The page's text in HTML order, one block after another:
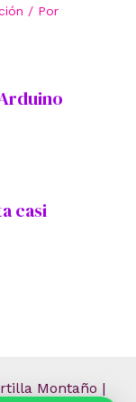
/ Por
casi
Montaño |